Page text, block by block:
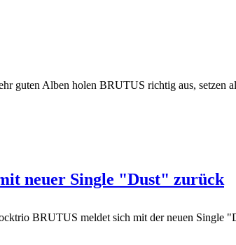
guten Alben holen BRUTUS richtig aus, setzen
neuer Single "Dust" zurück
BRUTUS meldet sich mit der neuen Single